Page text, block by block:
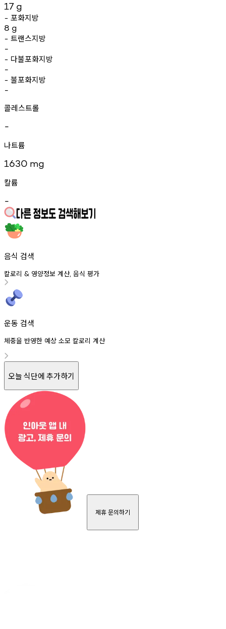
17 g
- 포화지방
8 g
- 트랜스지방
-
- 다불포화지방
-
- 불포화지방
-
콜레스트롤
-
나트륨
1630 mg
칼륨
-
음식 검색
칼로리 & 영양정보 계산, 음식 평가
운동 검색
체중을 반영한 예상 소모 칼로리 계산
오늘 식단에 추가하기
제휴 문의하기